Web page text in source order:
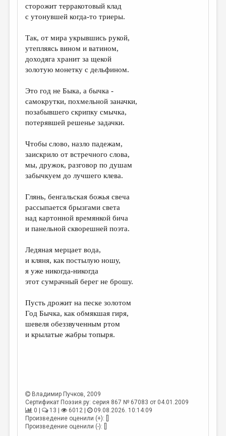
КОНКУРСЫ
КНИЖНАЯ ПОЛКА
ОБЗОР ЛИТЕРАТУРЫ
ОБЪЯВЛЕНИЯ
КОЛОНКА РЕДАКТОРА
ОТ РЕДАКЦИИ
МАЛАЯ ПРОЗА
ЛИТЕРАТУРОВЕДЕНИЕ
КУЛЬТУРОВЕДЕНИЕ
РЕЦЕНЗИРОВАНИЕ
ЦИКЛЫ ПУБЛИКАЦИЙ
МЕДИА
ВКОНТАКТЕ
сторожит терракотовый клад
с утонувшей когда-то триеры.
Так, от мира укрывшись рукой,
утепляясь вином и ватином,
доходяга хранит за щекой
золотую монетку с дельфином.
Это год не Быка, а бычка -
самокрутки, похмельной заначки,
позабывшего скрипку смычка,
потерявшей решенье задачки.
Чтобы слово, назло падежам,
заискрило от встречного слова,
мы, дружок, разговор по душам
забычкуем до лучшего клева.
Глянь, бенгальская божья свеча
рассыпается брызгами света
над картонной времянкой бича
и панельной скворешней поэта.
Ледяная мерцает вода,
и кляня, как постылую ношу,
я уже никогда-никогда
этот сумрачный берег не брошу.
Пусть дрожит на песке золотом
Год Бычка, как обмякшая гиря,
шевеля обеззвученным ртом
и крылатые жабры топыря.
Владимир Пучков, 2009
Сертификат Поэзия.ру: серия 867 № 67083 от 04.01.2009
0 |
13 | 6012 |
09.08.2026. 10:14:09
Произведение оценили (+): []
Произведение оценили (-): []